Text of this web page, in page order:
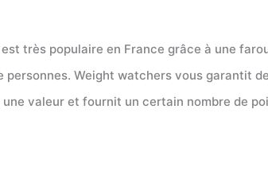
très populaire en France grâce à une
Weight watchers vous garantit
valeur et fournit un certain nombre de